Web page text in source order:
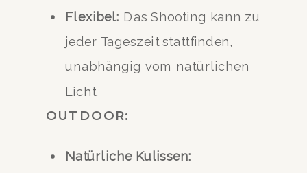
Flexibel: Das Shooting kann zu
jeder Tageszeit stattfinden,
unabhängig vom natürlichen
Licht.
OUTDOOR:
Natürliche Kulissen: